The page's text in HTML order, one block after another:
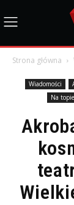
Strona główna
Wiadomości
Na topie